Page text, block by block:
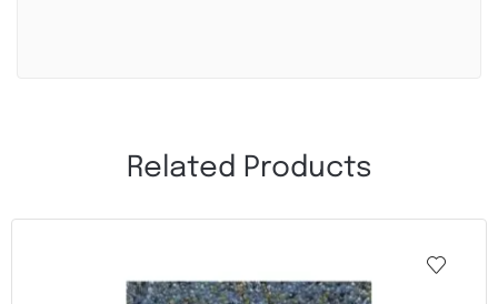
Related Products